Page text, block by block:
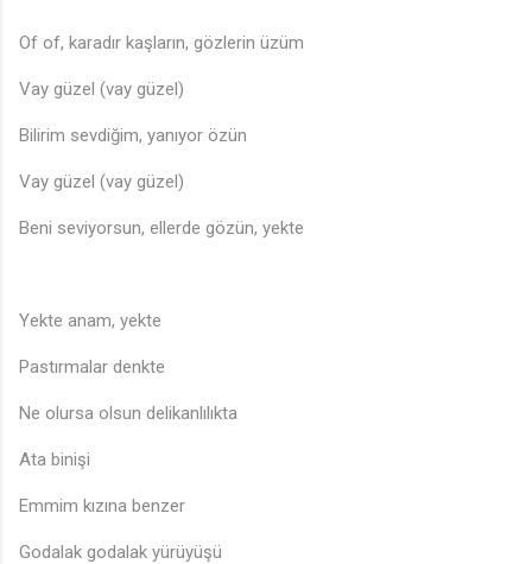
Of of, karadır kaşların, gözlerin üzüm
Vay güzel (vay güzel)
Bilirim sevdiğim, yanıyor özün
Vay güzel (vay güzel)
Beni seviyorsun, ellerde gözün, yekte
Yekte anam, yekte
Pastırmalar denkte
Ne olursa olsun delikanlılıkta
Ata binişi
Emmim kızına benzer
Godalak godalak yürüyüşü